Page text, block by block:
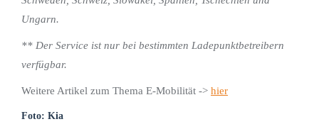
Ungarn.
** Der Service ist nur bei bestimmten Ladepunktbetreibern
verfügbar.
Weitere Artikel zum Thema E-Mobilität -> hier
Foto: Kia